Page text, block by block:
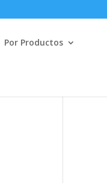
Por Productos